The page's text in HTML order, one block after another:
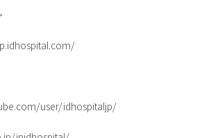
user/idhospitaljp/